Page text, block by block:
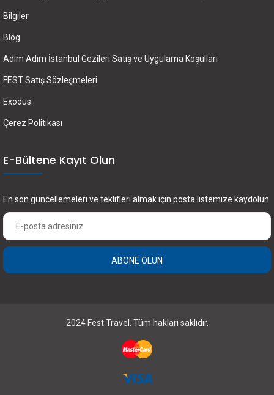
için Üye Olun.
Bilgiler
Blog
Adım Adım İstanbul Gezileri Satış ve Uygulama Koşulları
FEST Satış Sözleşmeleri
Exodus
Çerez Politikası
E-Bültene Kayıt Olun
En son güncellemeleri ve teklifleri almak için posta listemize kaydolun
ABONE OLUN
2024 Fest Travel. Tüm hakları saklıdır.